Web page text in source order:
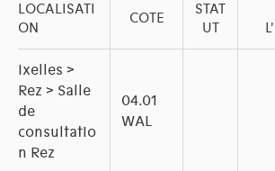
LOCALISATI
ON
COTE
STAT
UT
Ixelles >
Rez > Salle
de
consultatio
n Rez
04.01
WAL